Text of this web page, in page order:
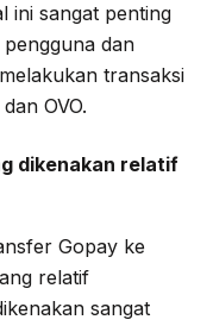
ini sangat penting
dan
transaksi
OVO.
dikenakan relatif
Gopay ke
relatif
sangat